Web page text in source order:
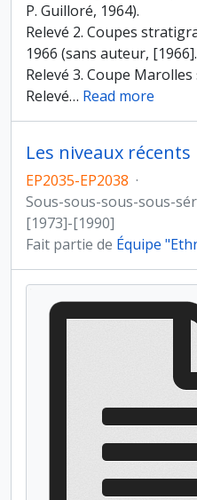
P. Guilloré, 1964).
Relevé 2. Coupes
1966 (sans auteur, [1966].
Relevé 3. Coupe
Relevé… Read more
Les niveaux récents
EP2035-EP2038 ·
Sous-sous-sous-sous-
[1973]-[1990]
Fait partie de Équipe